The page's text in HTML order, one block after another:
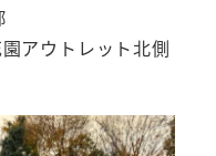
アウトレット北側